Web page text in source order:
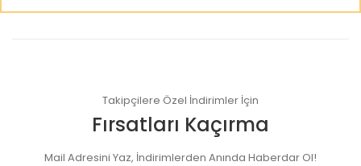
Takipçilere Özel İndirimler İçin
Fırsatları Kaçırma
Mail Adresini Yaz, İndirimlerden Anında Haberdar Ol!